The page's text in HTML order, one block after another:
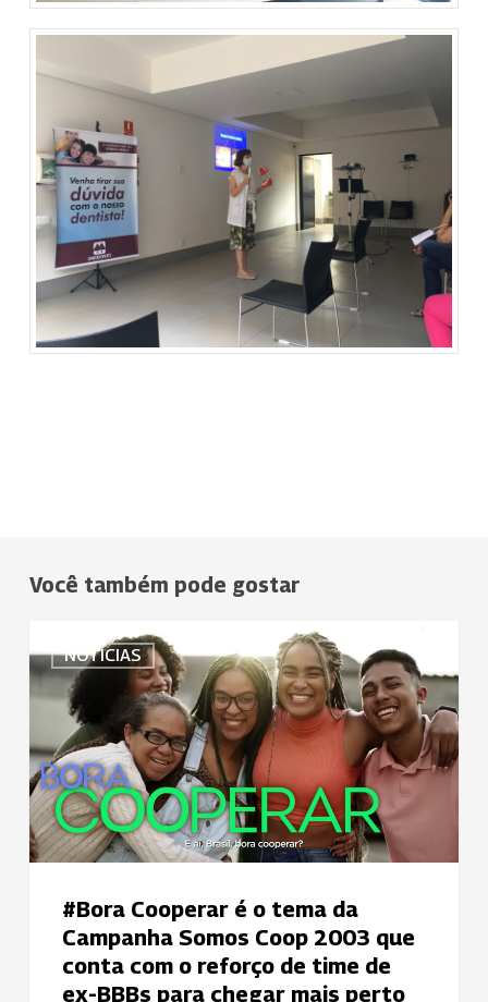
Você também pode gostar
NOTÍCIAS
Cooperar
tema
da
Campanha
Somos
Coop
conta
#Bora Cooperar é o tema da
Campanha Somos Coop 2003 que
conta com o reforço de time de
ex-BBBs para chegar mais perto